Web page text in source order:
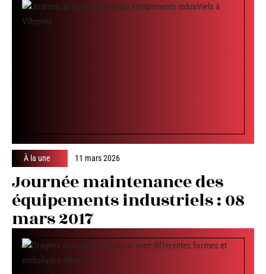
À la une 11 mars 2026
Journée maintenance des
équipements industriels : 08
mars 2017